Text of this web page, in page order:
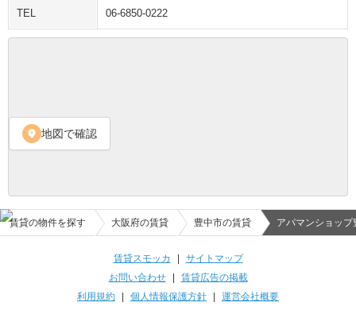
TEL 06-6850-0222
location_on 地図で確認
賃貸の物件を探す 大阪府の賃貸 豊中市の賃貸 アパマンショッ
賃貸スモッカ
サイトマップ
お問い合わせ| 賃貸広告の掲載
利用規約
個人情報保護方針 運営会社概要